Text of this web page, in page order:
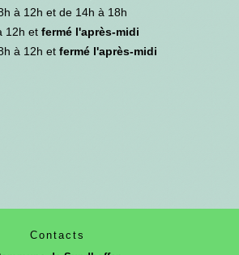
à 12h et de 14h à 18h
12h et fermé l'après-midi
à 12h et fermé l'après-midi
Contacts